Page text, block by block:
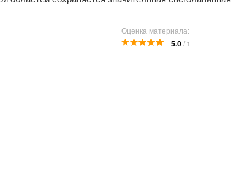
Оценка материала:
5.0 / 1